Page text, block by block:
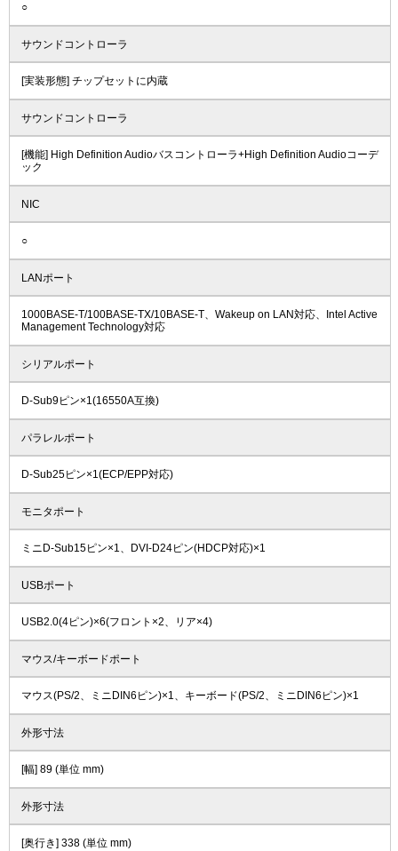
○
サウンドコントローラ
[実装形態] チップセットに内蔵
サウンドコントローラ
[機能] High Definition Audioバスコントローラ+High Definition Audioコーデ
ック
NIC
○
LANポート
1000BASE-T/100BASE-TX/10BASE-T、Wakeup on LAN対応、Intel Active
Management Technology対応
シリアルポート
D-Sub9ピン×1(16550A互換)
パラレルポート
D-Sub25ピン×1(ECP/EPP対応)
モニタポート
ミニD-Sub15ピン×1、DVI-D24ピン(HDCP対応)×1
USBポート
USB2.0(4ピン)×6(フロント×2、リア×4)
マウス/キーボードポート
マウス(PS/2、ミニDIN6ピン)×1、キーボード(PS/2、ミニDIN6ピン)×1
外形寸法
[幅] 89 (単位 mm)
外形寸法
[奥行き] 338 (単位 mm)